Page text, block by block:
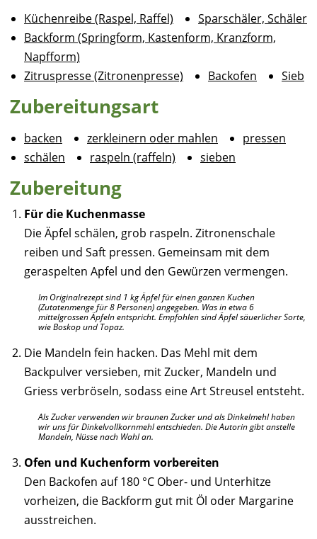
Küchenreibe (Raspel, Raffel)
Sparschäler, Schäler
Backform (Springform, Kastenform, Kranzform,
Napfform)
Zitruspresse (Zitronenpresse)
Backofen Sieb
Zubereitungsart
backen zerkleinern oder mahlen
pressen
schälen
raspeln (raffeln) sieben
Zubereitung
Für die Kuchenmasse
Die Äpfel schälen, grob raspeln. Zitronenschale
reiben und Saft pressen. Gemeinsam mit dem
geraspelten Apfel und den Gewürzen vermengen.
Im Originalrezept sind 1 kg Äpfel für einen ganzen Kuchen
(Zutatenmenge für 8 Personen) angegeben. Was in etwa 6
mittelgrossen Äpfeln entspricht. Empfohlen sind Äpfel säuerlicher Sorte,
wie Boskop und Topaz.
Die Mandeln fein hacken. Das Mehl mit dem
Backpulver versieben, mit Zucker, Mandeln und
Griess verbröseln, sodass eine Art Streusel entsteht.
Als Zucker verwenden wir braunen Zucker und als Dinkelmehl haben
wir uns für Dinkelvollkornmehl entschieden. Die Autorin gibt anstelle
Mandeln, Nüsse nach Wahl an.
Ofen und Kuchenform vorbereiten
Den Backofen auf 180 °C Ober- und Unterhitze
vorheizen, die Backform gut mit Öl oder Margarine
ausstreichen.